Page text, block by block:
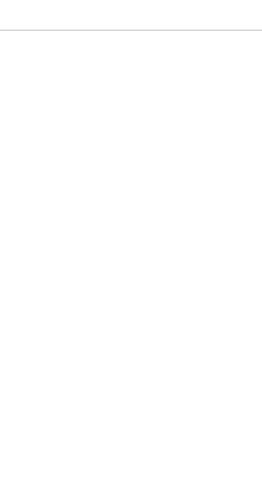
、二人で協力してストーリ